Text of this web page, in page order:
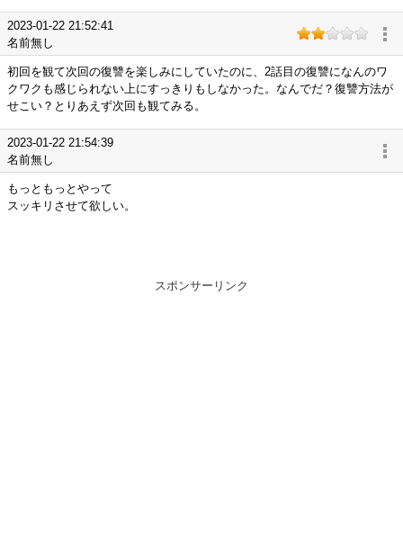
2023-01-22 21:52:41
名前無し
初回を観て次回の復讐を楽しみにしていたのに、2話目の復讐になんのワ
クワクも感じられない上にすっきりもしなかった。なんでだ？復讐方法が
せこい？とりあえず次回も観てみる。
2023-01-22 21:54:39
名前無し
もっともっとやって
スッキリさせて欲しい。
スポンサーリンク